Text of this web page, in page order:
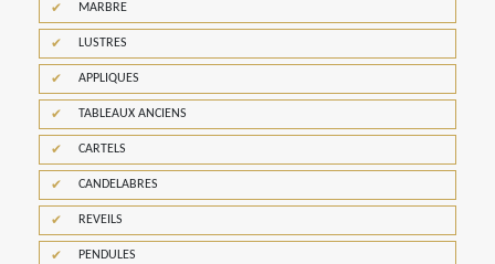
MARBRE
LUSTRES
APPLIQUES
TABLEAUX ANCIENS
CARTELS
CANDELABRES
REVEILS
PENDULES